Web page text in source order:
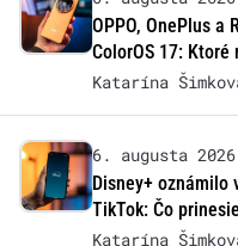
OPPO, OnePlus a
ColorOS 17:
Katarína
6. augusta 2026
Disney+ oznámilo
TikTok: Čo
Katarína